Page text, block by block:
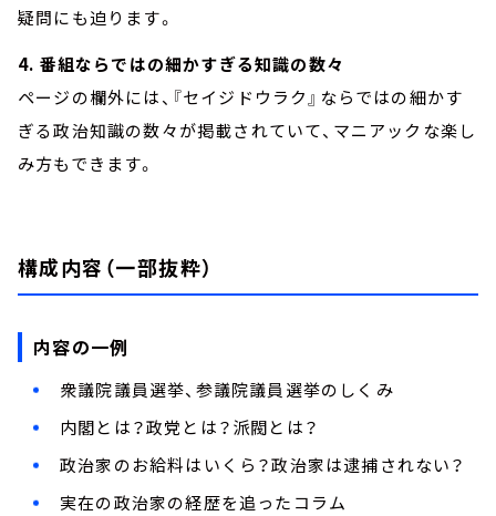
疑問にも迫ります。
4. 番組ならではの細かすぎる知識の数々
ページの欄外には、『セイジドウラク』ならではの細かす
ぎる政治知識の数々が掲載されていて、マニアックな楽し
み方もできます。
構成内容（一部抜粋）
内容の一例
衆議院議員選挙、参議院議員選挙のしくみ
内閣とは？政党とは？派閥とは？
政治家のお給料はいくら？政治家は逮捕されない？
実在の政治家の経歴を追ったコラム